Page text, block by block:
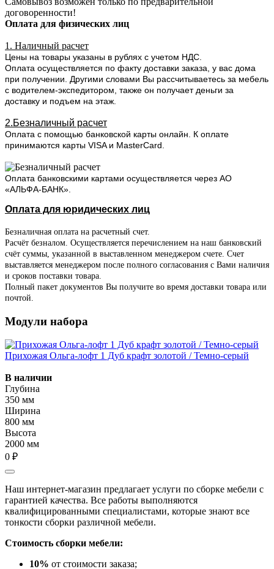
договоренности!
Оплата для физических лиц
1. Наличный расчет
Цены на товары указаны в рублях с учетом НДС.
Оплата осуществляется по факту доставки заказа, у вас дома
при получении. Другими словами Вы рассчитываетесь за мебель
с водителем-экспедитором, также он получает деньги за
доставку и подъем на этаж.
2.Безналичный расчет
Оплата с помощью банковской карты онлайн. К оплате
принимаются карты VISA и MasterCard.
Оплата банковскими картами осуществляется через АО
«АЛЬФА-БАНК».
Оплата для юридических лиц
Безналичная оплата на расчетный счет.
Расчёт безналом. Осуществляется перечислением на наш банковский
счёт суммы, указанной в выставленном менеджером счете. Счет
выставляется менеджером после полного согласования с Вами наличия
и сроков поставки товара.
Полный пакет документов Вы получите во время доставки товара или
почтой.
Модули набора
Прихожая Ольга-лофт 1 Дуб крафт золотой / Темно-серый
В наличии
Глубина
350 мм
Ширина
800 мм
Высота
2000 мм
0 ₽
Наш интернет-магазин предлагает услуги по сборке мебели с
гарантией качества. Все работы выполняются
квалифицированными специалистами, которые знают все
тонкости сборки различной мебели.
Стоимость сборки мебели:
10% от стоимости заказа;